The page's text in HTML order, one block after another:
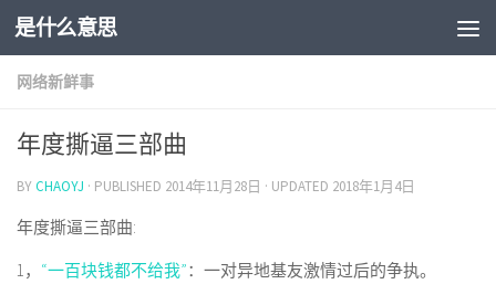
是什么意思
网络新鲜事
年度撕逼三部曲
BYCHAOYJ · PUBLISHED 2014年11月28日 · UPDATED 2018年1月4日
年度撕逼三部曲:
1， “一百块钱都不给我”：一对异地基友激情过后的争执。